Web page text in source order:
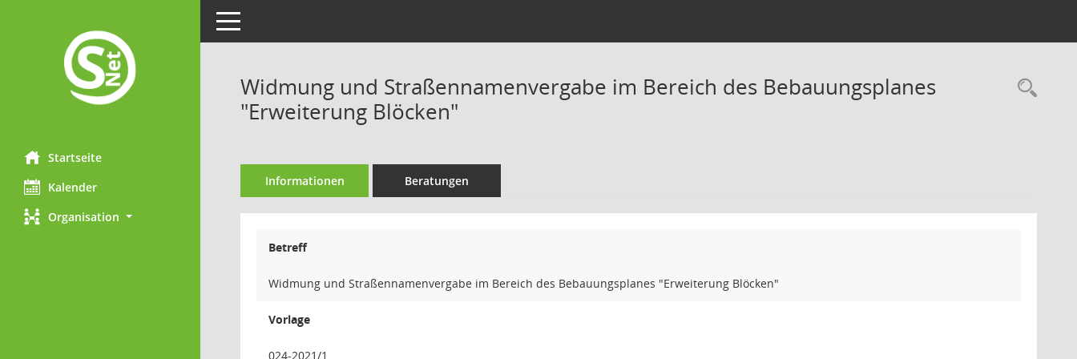
Startseite
Kalender
Organisation
Toggle navigation
Widmung und Straßennamenvergabe im Bereich des Bebauungsplanes
"Erweiterung Blöcken"
Informationen Beratungen
Betreff
Widmung und Straßennamenvergabe im Bereich des Bebauungsplanes "Erweiterung Blöcken"
Vorlage
024-2021/1